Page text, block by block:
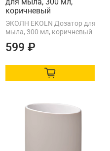
коричневый
ЭКОЛН EKOLN Дозатор для
мыла, 300 мл, коричневый
599 ₽